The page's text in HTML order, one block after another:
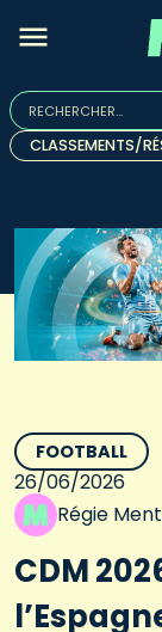
Rechercher :
Quand les
CLASSEMENTS/
FOOTBALL
26/06/2026
Régie
CDM